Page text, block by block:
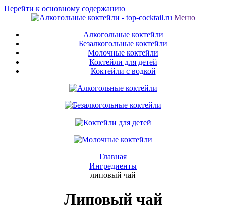
Перейти к основному содержанию
Меню
Алкогольные коктейли
Безалкогольные коктейли
Молочные коктейли
Коктейли для детей
Коктейли с водкой
Главная
Ингредиенты
липовый чай
Липовый чай